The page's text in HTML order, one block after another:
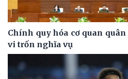
Chính quy hóa cơ quan
vi trốn nghĩa vụ